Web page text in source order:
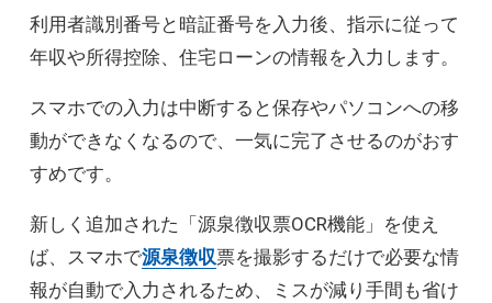
利用者識別番号と暗証番号を入力後、指示に従って
年収や所得控除、住宅ローンの情報を入力します。
スマホでの入力は中断すると保存やパソコンへの移
動ができなくなるので、一気に完了させるのがおす
すめです。
新しく追加された「源泉徴収票OCR機能」を使え
ば、スマホで源泉徴収票を撮影するだけで必要な情
報が自動で入力されるため、ミスが減り手間も省け